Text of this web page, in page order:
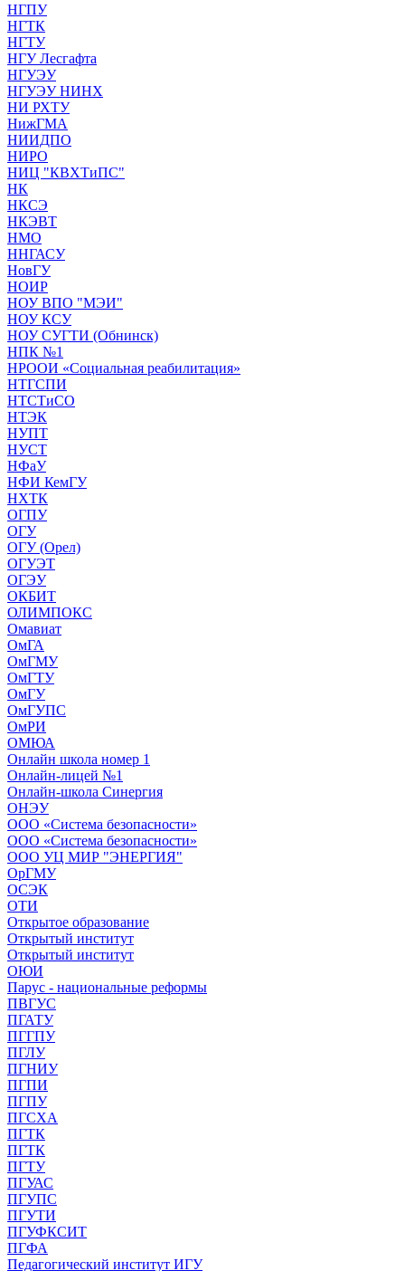
НГПУ
НГТК
НГТУ
НГУ Лесгафта
НГУЭУ
НГУЭУ НИНХ
НИ РХТУ
НижГМА
НИИДПО
НИРО
НИЦ "КВХТиПС"
НК
НКСЭ
НКЭВТ
НМО
ННГАСУ
НовГУ
НОИР
НОУ ВПО "МЭИ"
НОУ КСУ
НОУ СУГТИ (Обнинск)
НПК №1
НРООИ «Социальная реабилитация»
НТГСПИ
НТСТиСО
НТЭК
НУПТ
НУСТ
НФаУ
НФИ КемГУ
НХТК
ОГПУ
ОГУ
ОГУ (Орел)
ОГУЭТ
ОГЭУ
ОКБИТ
ОЛИМПОКС
Омавиат
ОмГА
ОмГМУ
ОмГТУ
ОмГУ
ОмГУПС
ОмРИ
ОМЮА
Онлайн школа номер 1
Онлайн-лицей №1
Онлайн-школа Синергия
ОНЭУ
ООО «Система безопасности»
ООО «Система безопасности»
ООО УЦ МИР "ЭНЕРГИЯ"
ОрГМУ
ОСЭК
ОТИ
Открытое образование
Открытый институт
Открытый институт
ОЮИ
Парус - национальные реформы
ПВГУС
ПГАТУ
ПГГПУ
ПГЛУ
ПГНИУ
ПГПИ
ПГПУ
ПГСХА
ПГТК
ПГТК
ПГТУ
ПГУАС
ПГУПС
ПГУТИ
ПГУФКСИТ
ПГФА
Педагогический институт ИГУ